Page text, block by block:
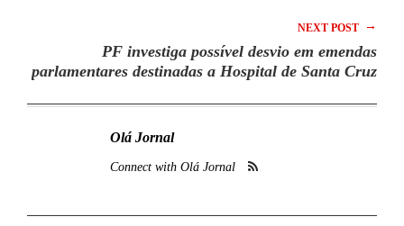
NEXT POST →
PF investiga possível desvio em emendas
parlamentares destinadas a Hospital de Santa Cruz
Olá Jornal
Connect with Olá Jornal